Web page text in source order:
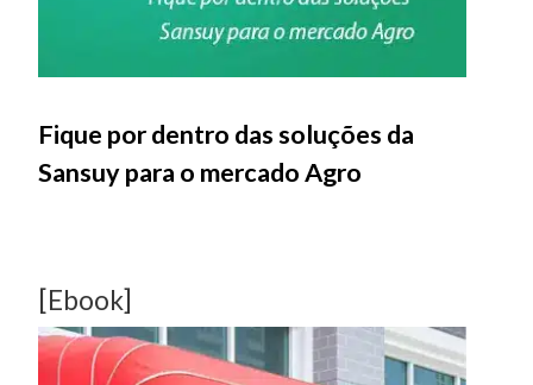
Fique por dentro das soluções da
Sansuy para o mercado Agro
[Ebook]